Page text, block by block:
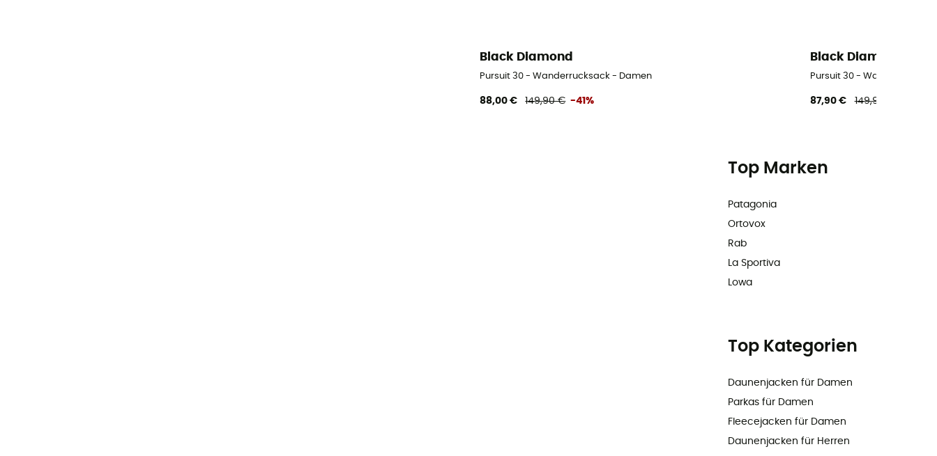
Black Diamond
Pursuit 30 - Wanderrucksack - Damen
88,00 € 149,90 € -41%
Black Diamond
Pursuit 30 -
87,90 € 149,90 €
Top Marken
Patagonia
Ortovox
Rab
La Sportiva
Lowa
Top Kategorien
Daunenjacken für Damen
Parkas für Damen
Fleecejacken für Damen
Daunenjacken für Herren